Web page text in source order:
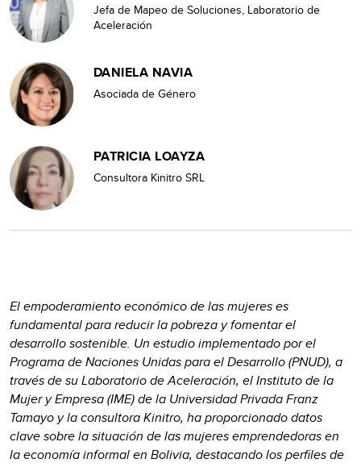
Jefa de Mapeo de Soluciones, Laboratorio de
Aceleración
DANIELA NAVIA
Asociada de Género
PATRICIA LOAYZA
Consultora Kinitro SRL
El empoderamiento económico de las mujeres es
fundamental para reducir la pobreza y fomentar el
desarrollo sostenible. Un estudio implementado por el
Programa de Naciones Unidas para el Desarrollo (PNUD), a
través de su Laboratorio de Aceleración, el Instituto de la
Mujer y Empresa (IME) de la Universidad Privada Franz
Tamayo y la consultora Kinitro, ha proporcionado datos
clave sobre la situación de las mujeres emprendedoras en
la economía informal en Bolivia, destacando los perfiles de